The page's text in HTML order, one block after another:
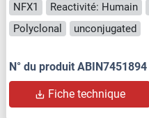
NFX1 Reactivité: Humain
Polyclonal
unconjugated
N° du produit ABIN7451894
Fiche technique